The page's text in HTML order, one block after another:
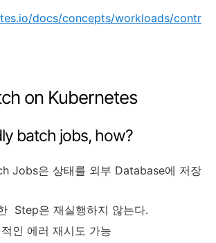
docs/concepts/workloads/contr
on Kubernetes
batch jobs, how?
Jobs은 상태를 외부 Database에 저장
Step은 재실행하지 않는다.
인 에러 재시도 가능